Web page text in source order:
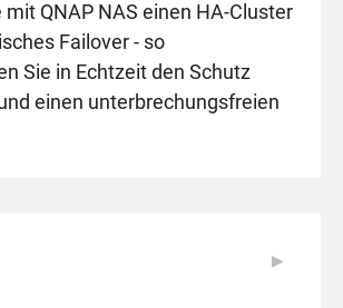
mit QNAP NAS einen HA-Cluster
Failover - so
Sie in Echtzeit den Schutz
einen unterbrechungsfreien
▶